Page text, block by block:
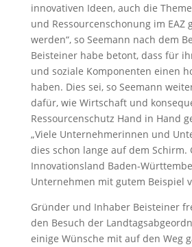
innovativen Ideen, auch die
und Ressourcenschonung im EAZ
werden“, so Seemann nach dem
Beisteiner habe betont, dass für
und soziale Komponenten einen
haben. Dies sei, so Seemann
dafür, wie Wirtschaft und
Ressourcenschutz Hand in Hand
„Viele Unternehmerinnen und
dies schon lange auf dem Schirm.
Innovationsland Baden-
Unternehmen mit gutem Beispiel
Gründer und Inhaber Beisteiner
den Besuch der
einige Wünsche mit auf den Weg